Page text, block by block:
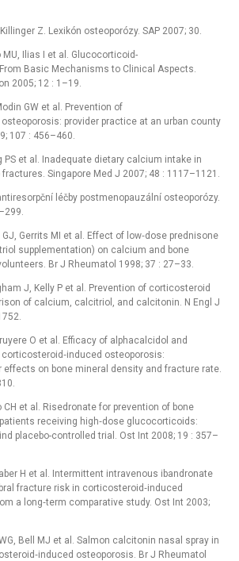
Z. Lexikón osteoporózy. SAP 2007; 30.
MU, Ilias I et al. Glucocorticoid-
Basic Mechanisms to Clinical Aspects.
2005; 12 : 1–19.
GW et al. Prevention of
provider practice at an urban county
107 : 456–460.
PS et al. Inadequate dietary calcium intake in
Singapore Med J 2007; 48 : 1117–1121.
léčby postmenopauzální osteoporózy.
GJ, Gerrits MI et al. Effect of low‑dose prednisone
supplementation) on calcium and bone
Br J Rheumatol 1998; 37 : 27–33.
J, Kelly P et al. Prevention of corticosteroid
of calcium, calcitriol, and calcitonin. N Engl J
O et al. Efficacy of alphacalcidol and
osteoporosis:
effects on bone mineral density and fracture rate.
CH et al. Risedronate for prevention of bone
receiving high‑dose glucocorticoids:
placebo-controlled trial. Ost Int 2008; 19 : 357–
H et al. Intermittent intravenous ibandronate
fracture risk in corticosteroid‑induced
a long‑term comparative study. Ost Int 2003;
Bell MJ et al. Salmon calcitonin nasal spray in
osteoporosis. Br J Rheumatol